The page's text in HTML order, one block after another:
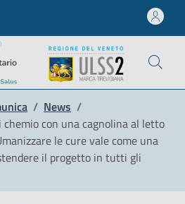
/ News /
con una cagnolina al letto
le cure vale come una
il progetto in tutti gli